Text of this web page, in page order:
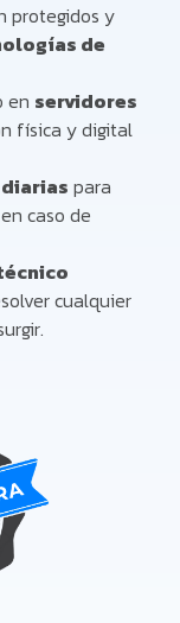
protegidos y
de
en servidores
física y digital
para
caso de
cualquier